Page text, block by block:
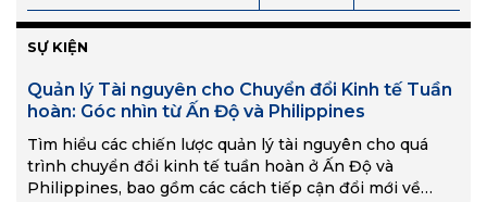
SỰ KIỆN
Quản lý Tài nguyên cho Chuyển đổi Kinh tế Tuần
hoàn: Góc nhìn từ Ấn Độ và Philippines
Tìm hiểu các chiến lược quản lý tài nguyên cho quá
trình chuyển đổi kinh tế tuần hoàn ở Ấn Độ và
Philippines, bao gồm các cách tiếp cận đổi mới về